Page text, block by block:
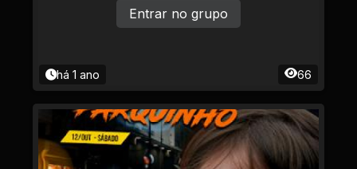
há 1 ano 66
Entrar no grupo